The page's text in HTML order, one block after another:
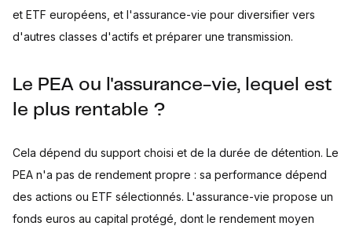
et ETF européens, et l'assurance-vie pour diversifier vers
d'autres classes d'actifs et préparer une transmission.
Le PEA ou l'assurance-vie, lequel est
le plus rentable ?
Cela dépend du support choisi et de la durée de détention. Le
PEA n'a pas de rendement propre : sa performance dépend
des actions ou ETF sélectionnés. L'assurance-vie propose un
fonds euros au capital protégé, dont le rendement moyen